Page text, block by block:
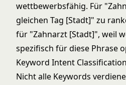
wettbewerbsfähig. Für
gleichen Tag [Stadt]" zu
für "Zahnarzt [Stadt]", weil
spezifisch für diese Phrase
Keyword Intent Classification
Nicht alle Keywords